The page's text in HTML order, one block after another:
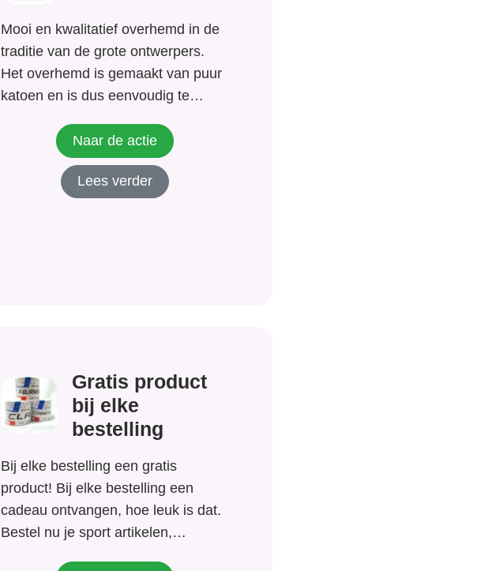
Mooi en kwalitatief overhemd in de
traditie van de grote ontwerpers.
Het overhemd is gemaakt van puur
katoen en is dus eenvoudig te
gelegenheid. Dit prachtige
overhemd kost normaal €62,00 en u
ontvangt hem nu exclusief voor
Naar de actie
Lees verder
Gratis product
bij elke
bestelling
Bij elke bestelling een gratis
product! Bij elke bestelling een
cadeau ontvangen, hoe leuk is dat.
Bestel nu je sport artikelen,